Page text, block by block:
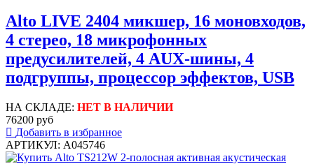
Alto LIVE 2404 микшер, 16 моновходов,
4 стерео, 18 микрофонных
предусилителей, 4 AUX-шины, 4
подгруппы, процессор эффектов, USB
НА СКЛАДЕ: НЕТ В НАЛИЧИИ
76200 руб
Добавить в избранное
АРТИКУЛ: A045746